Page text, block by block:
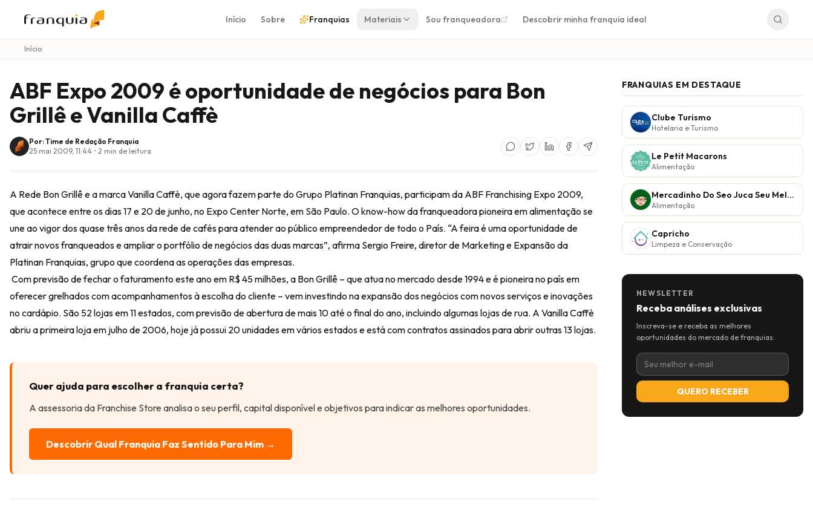
Início Sobre Franquias Materiais Sou franqueadora Descobrir minha franquia ideal
Início
ABF Expo 2009 é oportunidade de negócios para Bon
Grillê e Vanilla Caffè
Por: Time de Redação Franquia
25 mai 2009, 11:44 • 2 min de leitura
A Rede Bon Grillê e a marca Vanilla Caffè, que agora fazem parte do Grupo Platinan Franquias, participam da ABF Franchising Expo 2009,
que acontece entre os dias 17 e 20 de junho, no Expo Center Norte, em São Paulo. O know-how da franqueadora pioneira em alimentação se
une ao vigor dos quase três anos da rede de cafés para atender ao público empreendedor de todo o País. “A feira é uma oportunidade de
atrair novos franqueados e ampliar o portfólio de negócios das duas marcas”, afirma Sergio Freire, diretor de Marketing e Expansão da
Platinan Franquias, grupo que coordena as operações das empresas.
Com previsão de fechar o faturamento este ano em R$ 45 milhões, a Bon Grillê – que atua no mercado desde 1994 e é pioneira no país em
oferecer grelhados com acompanhamentos à escolha do cliente – vem investindo na expansão dos negócios com novos serviços e inovações
no cardápio. São 52 lojas em 11 estados, com previsão de abertura de mais 10 até o final do ano, incluindo algumas lojas de rua. A Vanilla Caffè
abriu a primeira loja em julho de 2006, hoje já possui 20 unidades em vários estados e está com contratos assinados para abrir outras 13 lojas.
Quer ajuda para escolher a franquia certa?
A assessoria da Franchise Store analisa o seu perfil, capital disponível e objetivos para indicar as melhores oportunidades.
Descobrir Qual Franquia Faz Sentido Para Mim →
FRANQUIAS EM DESTAQUE
Clube Turismo
Hotelaria e Turismo
Le Petit Macarons
Alimentação
Mercadinho Do Seo Juca Seu Melhor Vizinho
Alimentação
Capricho
Limpeza e Conservação
NEWSLETTER
Receba análises exclusivas
Inscreva-se e receba as melhores
oportunidades do mercado de franquias.
QUERO RECEBER